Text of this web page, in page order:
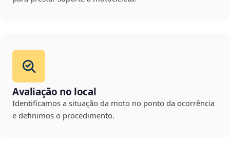
Avaliação no local
Identificamos a situação da moto no ponto da ocorrência
e definimos o procedimento.